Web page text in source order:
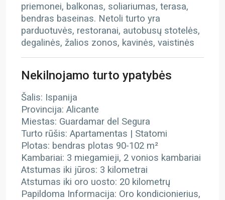
priemonei, balkonas, soliariumas, terasa,
bendras baseinas. Netoli turto yra
parduotuvės, restoranai, autobusų stotelės,
degalinės, žalios zonos, kavinės, vaistinės
Nekilnojamo turto ypatybės
Šalis: Ispanija
Provincija: Alicante
Miestas: Guardamar del Segura
Turto rūšis: Apartamentas | Statomi
Plotas: bendras plotas 90-102 m²
Kambariai: 3 miegamieji, 2 vonios kambariai
Atstumas iki jūros: 3 kilometrai
Atstumas iki oro uosto: 20 kilometrų
Papildoma Informacija: Oro kondicionierius,